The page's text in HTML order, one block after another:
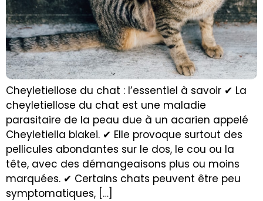
Cheyletiellose du chat : l’essentiel à savoir ✔ La
cheyletiellose du chat est une maladie
parasitaire de la peau due à un acarien appelé
Cheyletiella blakei. ✔ Elle provoque surtout des
pellicules abondantes sur le dos, le cou ou la
tête, avec des démangeaisons plus ou moins
marquées. ✔ Certains chats peuvent être peu
symptomatiques, […]